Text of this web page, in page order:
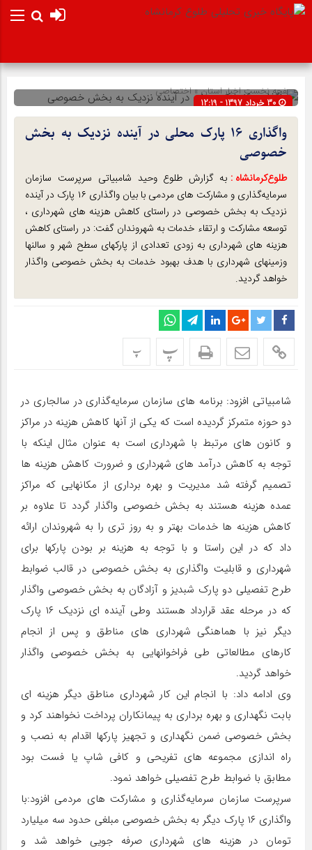
صفحه نخستاخبار استان»اختصاصی
30 خرداد 1397 - 12:19
شناسه : 7831
واگذاری ۱۶ پارک محلی در آینده نزدیک به بخش
خصوصی
طلوع‌‌کرمانشاه : به گزارش طلوع وحید شامبیاتی سرپرست سازمان
سرمایه‌گذاری و مشارکت های مردمی با بیان واگذاری ۱۶ پارک در آینده
نزدیک به بخش خصوصی در راستای کاهش هزینه های شهرداری ،
توسعه مشارکت و ارتقاء خدمات به شهروندان گفت: در راستای کاهش
هزینه های شهرداری به زودی تعدادی از پارکهای سطح شهر و سالنها
وزمینهای شهرداری با هدف بهبود خدمات به بخش خصوصی واگذار
خواهد گردید.
پ پ
شامبیاتی افزود: برنامه های سازمان سرمایه‌گذاری در سالجاری در
دو حوزه متمرکز گردیده است که یکی از آنها کاهش هزینه در مراکز
و کانون های مرتبط با شهرداری است به عنوان مثال اینکه با
توجه به کاهش درآمد های شهرداری و ضرورت کاهش هزینه ها
تصمیم گرفته شد مدیریت و بهره برداری از مکانهایی که مراکز
عمده هزینه هستند به بخش خصوصی واگذار گردد تا علاوه بر
کاهش هزینه ها خدمات بهتر و به روز تری را به شهروندان ارائه
داد که در این راستا و با توجه به هزینه بر بودن پارکها برای
شهرداری و قابلیت واگذاری به بخش خصوصی در قالب ضوابط
طرح تفصیلی دو پارک شبدیز و آزادگان به بخش خصوصی واگذار
که در مرحله عقد قرارداد هستند وطی آینده ای نزدیک ۱۶ پارک
دیگر نیز با هماهنگی شهرداری های مناطق و پس از انجام
کارهای مطالعاتی طی فراخوانهایی به بخش خصوصی واگذار
خواهد گردید.
وی ادامه داد: با انجام این کار شهرداری مناطق دیگر هزینه ای
بابت نگهداری و بهره برداری به پیمانکاران پرداخت نخواهند کرد و
بخش خصوصی ضمن نگهداری و تجهیز پارکها اقدام به نصب و
راه اندازی مجموعه های تفریحی و کافی شاپ یا فست بود
مطابق با ضوابط طرح تفصیلی خواهد نمود.
سرپرست سازمان سرمایه‌گذاری و مشارکت های مردمی افزود:با
واگذاری ۱۶ پارک دیگر به بخش خصوصی مبلغی حدود سه میلیارد
تومان در هزینه های شهرداری صرفه جویی خواهد شد و